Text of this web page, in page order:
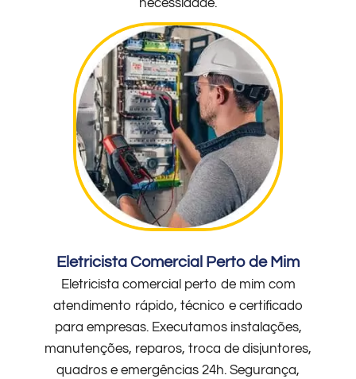
necessidade.
Eletricista Comercial Perto de Mim
Eletricista comercial perto de mim com
atendimento rápido, técnico e certificado
para empresas. Executamos instalações,
manutenções, reparos, troca de disjuntores,
quadros e emergências 24h. Segurança,